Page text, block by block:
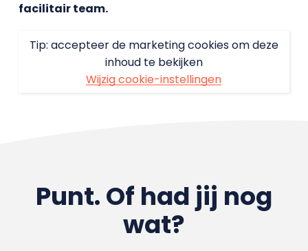
facilitair team.
Tip: accepteer de marketing cookies om deze
inhoud te bekijken
Wijzig cookie-instellingen
Punt. Of had jij nog
wat?